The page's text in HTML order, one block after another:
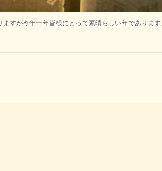
ますが今年一年皆様にとって素晴らしい年であります